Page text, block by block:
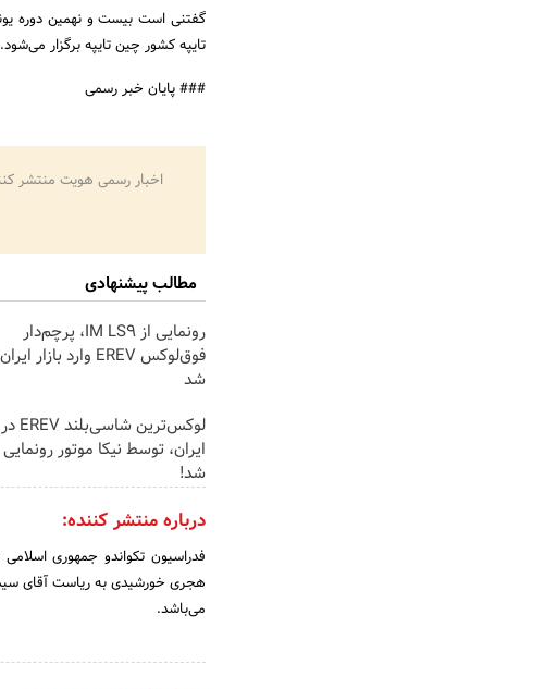
تایپه کشور چین تایپه برگزار می‌شود.
### پایان خبر رسمی
اخبار رسمی هویت منتشر
مطالب پیشنهادی
رونمایی از IM LS9، پرچم‌دار
فوق‌لوکس EREV وارد بازار ایران
شد
لوکس‌ترین شاسی‌بلند EREV در
ایران، توسط نیکا موتور رونمایی
شد!
درباره منتشر کننده:
هجری خورشیدی به ریاست آقای
می‌باشد.